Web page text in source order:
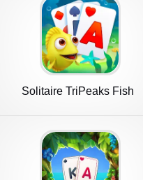
Solitaire TriPeaks Fish